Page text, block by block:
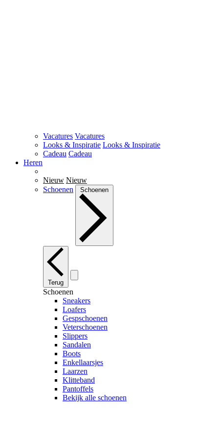
Vacatures Vacatures
Looks & Inspiratie Looks & Inspiratie
Cadeau Cadeau
Heren
Nieuw Nieuw
Schoenen
Schoenen
Terug
Schoenen
Sneakers
Loafers
Gespschoenen
Veterschoenen
Slippers
Sandalen
Boots
Enkellaarsjes
Laarzen
Klitteband
Pantoffels
Bekijk alle schoenen